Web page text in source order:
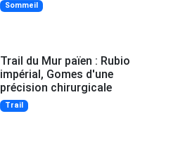
Sommeil
Trail du Mur païen : Rubio
impérial, Gomes d'une
précision chirurgicale
Trail